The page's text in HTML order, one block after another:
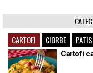
CARTOFI
CIORBE
Cartofi